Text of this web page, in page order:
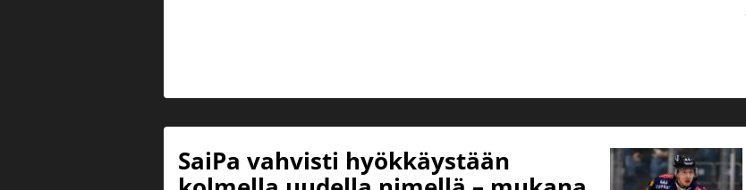
SaiPa vahvisti hyökkäystään